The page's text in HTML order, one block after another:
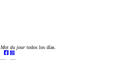
Mot du jourtodos los días.